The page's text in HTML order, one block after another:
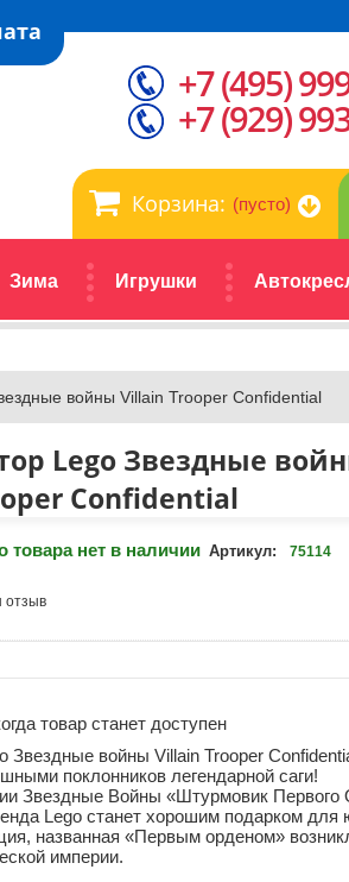
Корзина: (пусто)
Зима Игрушки
+7 (495)
+7 (929)
войны Villain Trooper Confidential
Lego Звездные
Confidential
товара нет в наличии Артикул: 75114
отзыв
товар станет доступен
Звездные войны Villain Trooper
поклонников легендарной саги!
Звездные Войны «Штурмовик Первого
Lego станет хорошим подарком для
названная «Первым орденом»
империи.